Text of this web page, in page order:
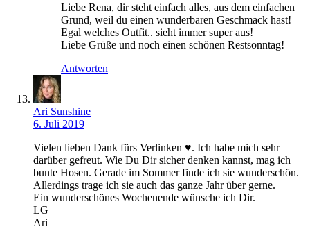
Liebe Rena, dir steht einfach alles, aus dem einfachen
Grund, weil du einen wunderbaren Geschmack hast!
Egal welches Outfit.. sieht immer super aus!
Liebe Grüße und noch einen schönen Restsonntag!
Antworten
Ari Sunshine
6. Juli 2019
Vielen lieben Dank fürs Verlinken ♥. Ich habe mich sehr
darüber gefreut. Wie Du Dir sicher denken kannst, mag ich
bunte Hosen. Gerade im Sommer finde ich sie wunderschön.
Allerdings trage ich sie auch das ganze Jahr über gerne.
Ein wunderschönes Wochenende wünsche ich Dir.
LG
Ari